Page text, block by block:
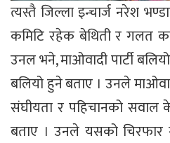
त्यस्तै जिल्ला इन्चार्ज नरेश
कमिटि रहेक बेथिती र गलत
उनल भने, माओवादी पार्टी
बलियो हुने बताए । उनले
संघीयता र पहिचानको सवाल
बताए । उनले यसको चिरफार